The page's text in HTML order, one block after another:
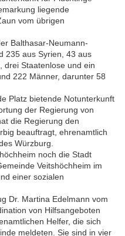
liegende
vom übrigen
Balthasar-Neumann-
235 aus Syrien, 43 aus
drei Staatenlose und ein
222 Männer, darunter 58
Platz bietende Notunterkunft
der Regierung von
die Regierung den
beauftragt, ehrenamtlich
Würzburg.
noch die Stadt
Veitshöchheim im
einer sozialen
Dr. Martina Edelmann vom
von Hilfsangeboten
Helfer, die sich
meldeten. Sie sind in vier